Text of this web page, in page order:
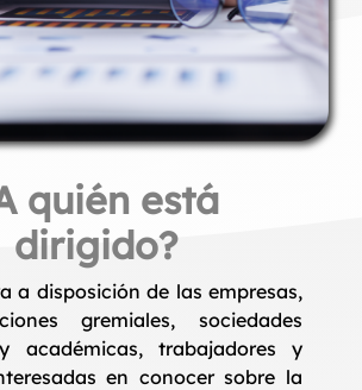
quién está
dirigido?
a disposición de las empresas,
gremiales, sociedades
académicas, trabajadores y
en conocer sobre la